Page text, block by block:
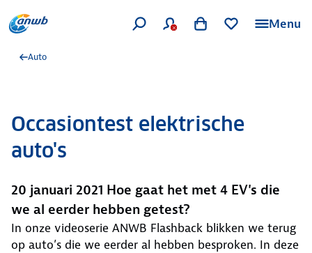
Menu
Auto
Occasiontest elektrische
auto's
20 januari 2021 Hoe gaat het met 4 EV's die
we al eerder hebben getest?
In onze videoserie ANWB Flashback blikken we terug
op auto’s die we eerder al hebben besproken. In deze